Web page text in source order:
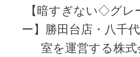
【暗すぎない◇グレ
ー】 勝田台店・八千
室を運営する株式